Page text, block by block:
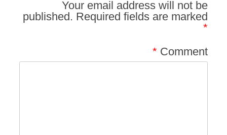
Your email address will not be
published. Required fields are marked
*
Comment
*